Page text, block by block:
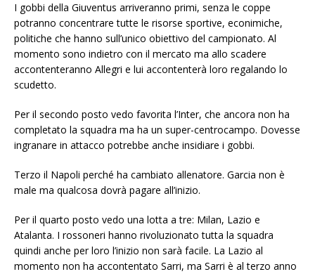
I gobbi della Giuventus arriveranno primi, senza le coppe
potranno concentrare tutte le risorse sportive, econimiche,
politiche che hanno sull’unico obiettivo del campionato. Al
momento sono indietro con il mercato ma allo scadere
accontenteranno Allegri e lui accontenterà loro regalando lo
scudetto.
Per il secondo posto vedo favorita l’Inter, che ancora non ha
completato la squadra ma ha un super-centrocampo. Dovesse
ingranare in attacco potrebbe anche insidiare i gobbi.
Terzo il Napoli perché ha cambiato allenatore. Garcia non è
male ma qualcosa dovrà pagare all’inizio.
Per il quarto posto vedo una lotta a tre: Milan, Lazio e
Atalanta. I rossoneri hanno rivoluzionato tutta la squadra
quindi anche per loro l’inizio non sarà facile. La Lazio al
momento non ha accontentato Sarri, ma Sarri è al terzo anno